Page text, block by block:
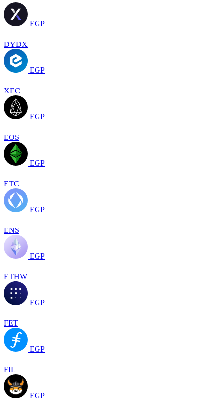
EGP
DYDX
EGP
XEC
EGP
EOS
EGP
ETC
EGP
ENS
EGP
ETHW
EGP
FET
EGP
FIL
EGP